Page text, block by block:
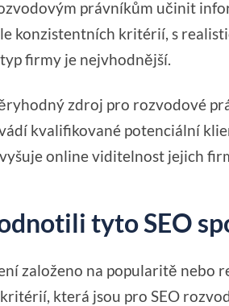
právníkům učinit
konzistentních kritérií, s
firmy je nejvhodnější.
zdroj pro rozvodové
kvalifikované potenciální
online viditelnost jejich
tyto SEO
založeno na popularitě nebo
která jsou pro SEO